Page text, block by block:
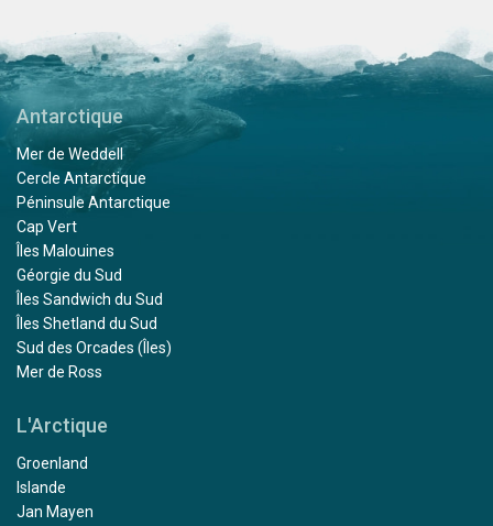
Antarctique
Mer de Weddell
Cercle Antarctique
Péninsule Antarctique
Cap Vert
Îles Malouines
Géorgie du Sud
Îles Sandwich du Sud
Îles Shetland du Sud
Sud des Orcades (Îles)
Mer de Ross
L'Arctique
Groenland
Islande
Jan Mayen